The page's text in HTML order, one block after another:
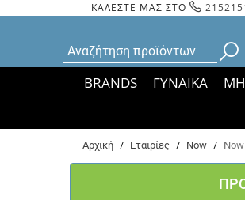
ΚΑΛΕΣΤΕ ΜΑΣ ΣΤΟ
BRANDS ΓΥΝΑΙΚΑ
Αρχική / Εταιρίες / Now /